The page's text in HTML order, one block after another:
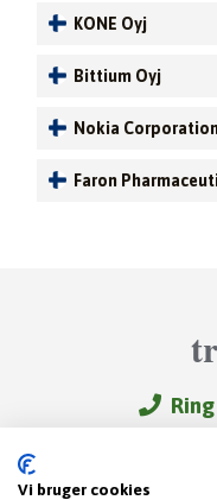
KONE Oyj
Bittium Oyj
Nokia
Faron
Vi bruger cookies